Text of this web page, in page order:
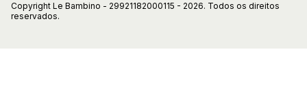
Copyright Le Bambino - 29921182000115 - 2026. Todos os direitos
reservados.